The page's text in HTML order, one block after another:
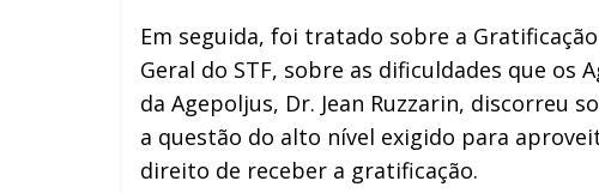
Em seguida, foi tratado sobre a
Geral do STF, sobre as dificuldades que os
da Agepoljus, Dr. Jean Ruzzarin, discorreu
a questão do alto nível exigido para
direito de receber a gratificação.